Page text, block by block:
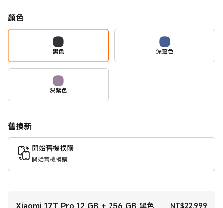
顏色
黑色 深藍色
深紫色
舊換新
開始舊機換購
開始舊機換購
Xiaomi 17T Pro 12 GB + 256 GB 黑色 NT$22,999